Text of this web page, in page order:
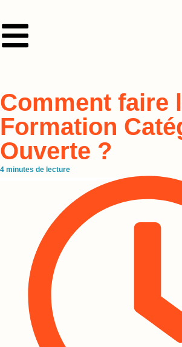
Comment faire
Formation
Ouverte ?
4 minutes de lecture